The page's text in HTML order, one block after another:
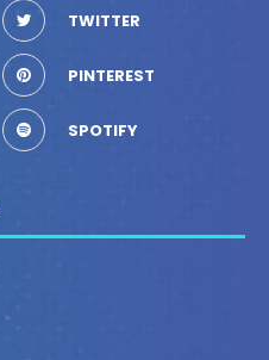
TWITTER
PINTEREST
SPOTIFY